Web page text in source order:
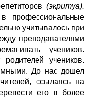
(экритуа).
профессиональные
учитывалось при
преподавателями
учеников.
учеников.
До нас дошел
ссылаясь на
его в более